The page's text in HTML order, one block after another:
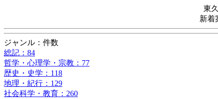
東
新着
ジャンル：件数
総記：84
哲学・心理学・宗教：77
歴史・史学：118
地理・紀行：129
社会科学・教育：260